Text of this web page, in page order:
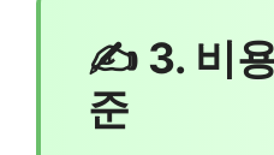
✍ 3. 비
준